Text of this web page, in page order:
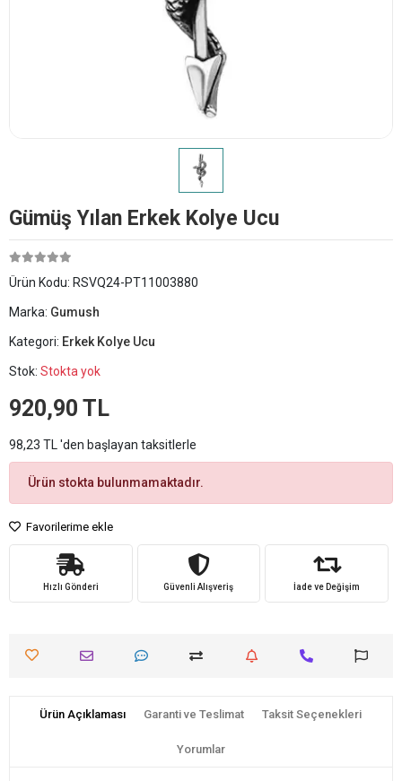
Gümüş Yılan Erkek Kolye Ucu
Ürün Kodu: RSVQ24-PT11003880
Marka: Gumush
Kategori: Erkek Kolye Ucu
Stok: Stokta yok
920,90 TL
98,23 TL 'den başlayan taksitlerle
Ürün stokta bulunmamaktadır.
Favorilerime ekle
Hızlı Gönderi Güvenli Alışveriş İade ve Değişim
Ürün Açıklaması Garanti ve Teslimat Taksit Seçenekleri
Yorumlar